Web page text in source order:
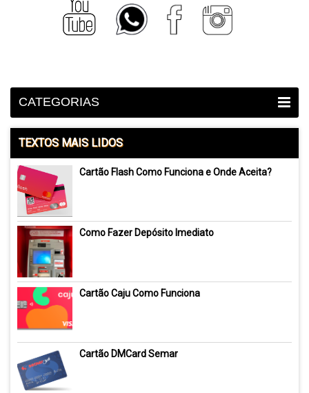
CATEGORIAS
TEXTOS MAIS LIDOS
Cartão Flash Como Funciona e Onde Aceita?
Como Fazer Depósito Imediato
Cartão Caju Como Funciona
Cartão DMCard Semar